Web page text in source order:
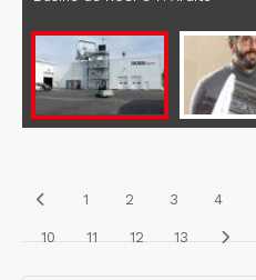
1 2 3 4
10 11 12 13